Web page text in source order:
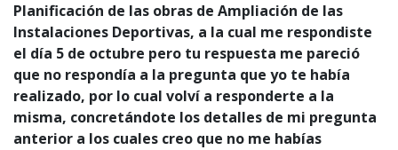
Planificación de las obras de Ampliación de las
Instalaciones Deportivas, a la cual me respondiste
el día 5 de octubre pero tu respuesta me pareció
que no respondía a la pregunta que yo te había
realizado, por lo cual volví a responderte a la
misma, concretándote los detalles de mi pregunta
anterior a los cuales creo que no me habías